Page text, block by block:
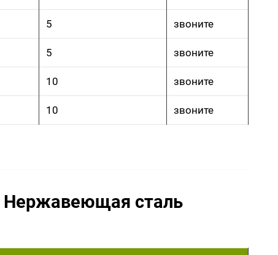
5 звоните
5 звоните
10 звоните
10 звоните
Нержавеющая сталь